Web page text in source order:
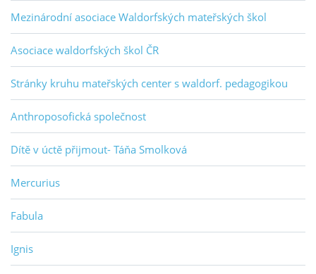
Mezinárodní asociace Waldorfských mateřských škol
Asociace waldorfských škol ČR
Stránky kruhu mateřských center s waldorf. pedagogikou
Anthroposofická společnost
Dítě v úctě přijmout- Táňa Smolková
Mercurius
Fabula
Ignis